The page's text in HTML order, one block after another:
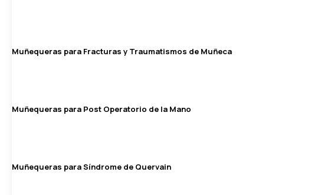
Muñequeras para Fracturas y Traumatismos de Muñeca
Muñequeras para Post Operatorio de la Mano
Muñequeras para Síndrome de Quervain